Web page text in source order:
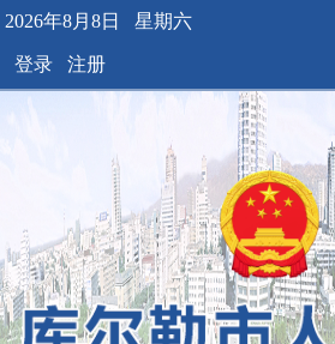
2026年8月8日 星期六
登录 注册